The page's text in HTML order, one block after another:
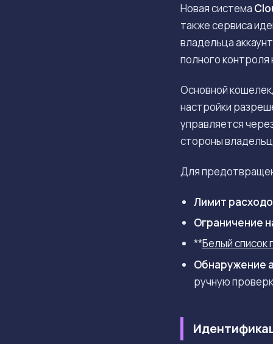
Новая система
также сервиса
владельца
полного
Основной
настройки
управляется
стороны
Для
Лимит
Ограничение
**Белый список
Обнаружение
ручную